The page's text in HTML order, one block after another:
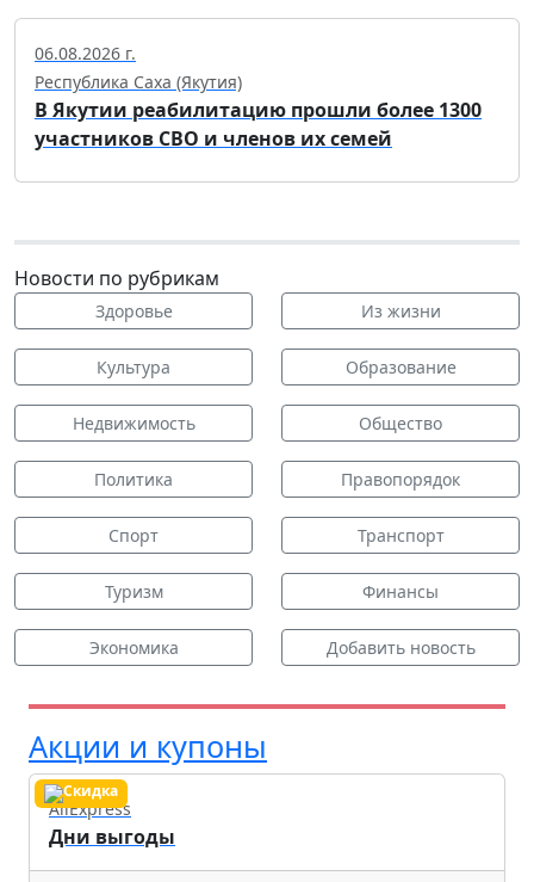
06.08.2026 г.
Республика Саха (Якутия)
В Якутии реабилитацию прошли более 1300
участников СВО и членов их семей
Новости по рубрикам
Здоровье Из жизни
Культура Образование
Недвижимость Общество
Политика Правопорядок
Спорт Транспорт
Туризм Финансы
Экономика Добавить новость
Акции и купоны
AliExpress
Дни выгоды